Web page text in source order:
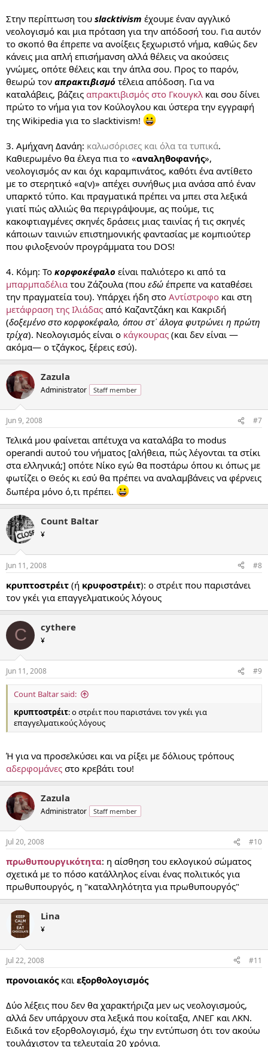
Στην περίπτωση του slacktivism έχουμε έναν αγγλικό
νεολογισμό και μια πρόταση για την απόδοσή του. Για αυτόν
το σκοπό θα έπρεπε να ανοίξεις ξεχωριστό νήμα, καθώς δεν
κάνεις μια απλή επισήμανση αλλά θέλεις να ακούσεις
γνώμες, οπότε θέλεις και την άπλα σου. Προς το παρόν,
θεωρώ τον απρακτιβισμό τέλεια απόδοση. Για να
καταλάβεις, βάζεις απρακτιβισμός στο Γκουγκλ και σου δίνει
πρώτο το νήμα για τον Κούλογλου και ύστερα την εγγραφή
της Wikipedia για το slacktivism!
3. Αμήχανη Δανάη: καλωσόρισες και όλα τα τυπικά.
Καθιερωμένο θα έλεγα πια το «αναληθοφανής»,
νεολογισμός αν και όχι καραμπινάτος, καθότι ένα αντίθετο
με το στερητικό «α(ν)» απέχει συνήθως μια ανάσα από έναν
υπαρκτό τύπο. Και πραγματικά πρέπει να μπει στα λεξικά
γιατί πώς αλλιώς θα περιγράψουμε, ας πούμε, τις
κακοφτιαγμένες σκηνές δράσεις μιας ταινίας ή τις σκηνές
κάποιων ταινιών επιστημονικής φαντασίας με κομπιούτερ
που φιλοξενούν προγράμματα του DOS!
4. Κόμη: Το κορφοκέφαλο είναι παλιότερο κι από τα
μπαρμπαδέλια του Ζάζουλα (που εδώ έπρεπε να καταθέσει
την πραγματεία του). Υπάρχει ήδη στο Αντίστροφο και στη
μετάφραση της Ιλιάδας από Καζαντζάκη και Κακριδή
(δοξεμένο στο κορφοκέφαλο, όπου στ᾿ άλογα φυτρώνει η πρώτη
τρίχα). Νεολογισμός είναι ο κάγκουρας (και δεν είναι —
ακόμα— ο τζάγκος, ξέρεις εσύ).
Zazula
Administrator Staff member
Jun 9, 2008 #7
Τελικά μου φαίνεται απέτυχα να καταλάβα το modus
operandi αυτού του νήματος [αλήθεια, πώς λέγονται τα στίκι
στα ελληνικά;] οπότε Νίκο εγώ θα ποστάρω όπου κι όπως με
φωτίζει ο Θεός κι εσύ θα πρέπει να αναλαμβάνεις να φέρνεις
δωπέρα μόνο ό,τι πρέπει.
Count Baltar
¥
Jun 11, 2008 #8
κρυπτοστρέιτ (ή κρυφοστρέιτ): ο στρέιτ που παριστάνει
τον γκέι για επαγγελματικούς λόγους
C cythere
¥
Jun 11, 2008 #9
Count Baltar said:
κρυπτοστρέιτ: ο στρέιτ που παριστάνει τον γκέι για
επαγγελματικούς λόγους
Ή για να προσελκύσει και να ρίξει με δόλιους τρόπους
αδερφομάνες στο κρεβάτι του!
Zazula
Administrator Staff member
Jul 20, 2008 #10
πρωθυπουργικότητα: η αίσθηση του εκλογικού σώματος
σχετικά με το πόσο κατάλληλος είναι ένας πολιτικός για
πρωθυπουργός, η "καταλληλότητα για πρωθυπουργός"
Lina
¥
Jul 22, 2008 #11
προνοιακός και εξορθολογισμός
Δύο λέξεις που δεν θα χαρακτήριζα μεν ως νεολογισμούς,
αλλά δεν υπάρχουν στα λεξικά που κοίταξα, ΛΝΕΓ και ΛΚΝ.
Ειδικά τον εξορθολογισμό, έχω την εντύπωση ότι τον ακούω
τουλάχιστον τα τελευταία 20 χρόνια.